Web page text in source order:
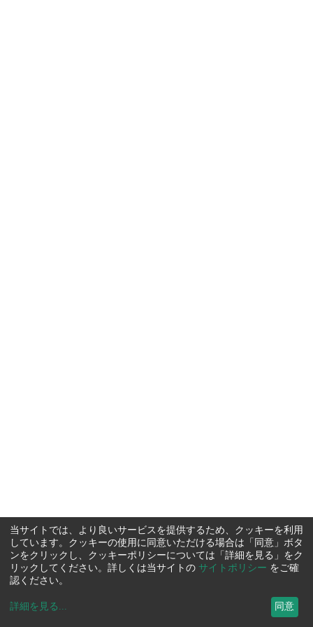
当サイトでは、より良いサービスを提供するため、クッキーを利用
しています。クッキーの使用に同意いただける場合は「同意」ボタ
ンをクリックし、クッキーポリシーについては「詳細を見る」をク
リックしてください。詳しくは当サイトの サイトポリシー をご確
認ください。
詳細を見る ... 同意